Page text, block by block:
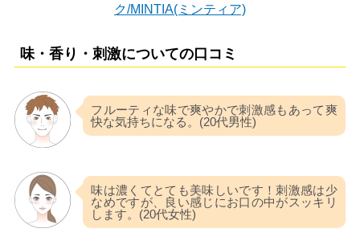
味・香り・刺激についての口コミ
フルーティな味で爽やかで刺激感もあって爽
快な気持ちになる。(20代男性)
味は濃くてとても美味しいです！刺激感は少
なめですが、良い感じにお口の中がスッキリ
します。(20代女性)